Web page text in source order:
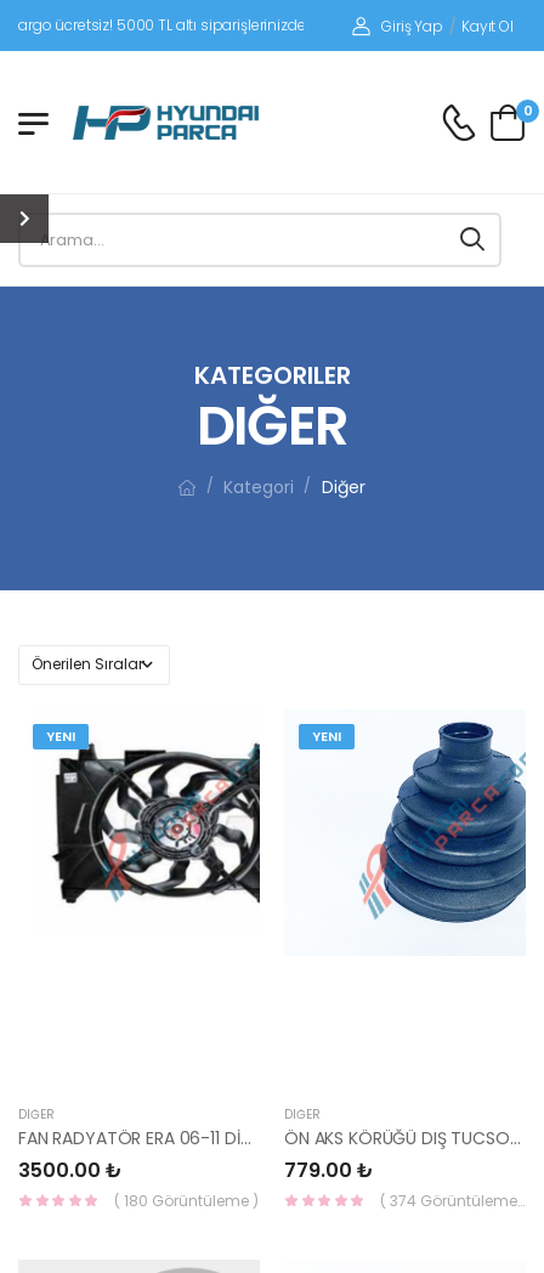
5000 TL altı siparişlerinizde siparişleriniz alıcı ödemeli gönderilir.
Giriş Yap / Kayıt Ol
0
KATEGORILER
DIĞER
/ Kategori / Diğer
YENI
DIĞER
FAN RADYATÖR ERA 06-11 DİZEL KLİMALI 25380-1E350-YS
3500.00 ₺
( 180 Görüntüleme )
YENI
DIĞER
ÖN AKS KÖRÜĞÜ DIŞ TUCSON SPORTAGE 15- 49541-D9170-YS
779.00 ₺
( 374 Görüntüleme )